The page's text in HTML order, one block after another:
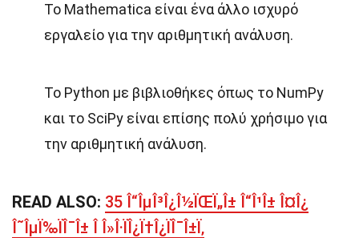
Το Mathematica είναι ένα άλλο ισχυρό
εργαλείο για την αριθμητική ανάλυση.
Το Python με βιβλιοθήκες όπως το NumPy
και το SciPy είναι επίσης πολύ χρήσιμο για
την αριθμητική ανάλυση.
READ ALSO: 35 Î“ÎµÎ³Î¿Î½ÏŒÏ„Î± Î“Î¹Î± Î¤Î¿
Î˜ÎµÏ‰ÏÎ¯Î± Î Î»Î·ÏÎ¿Ï†Î¿ÏÎ¯Î±Ï‚